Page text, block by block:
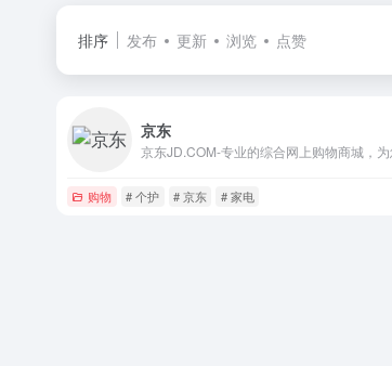
排序 发布 更新 浏览 点赞
京东
购物 # 个护 # 京东 # 家电